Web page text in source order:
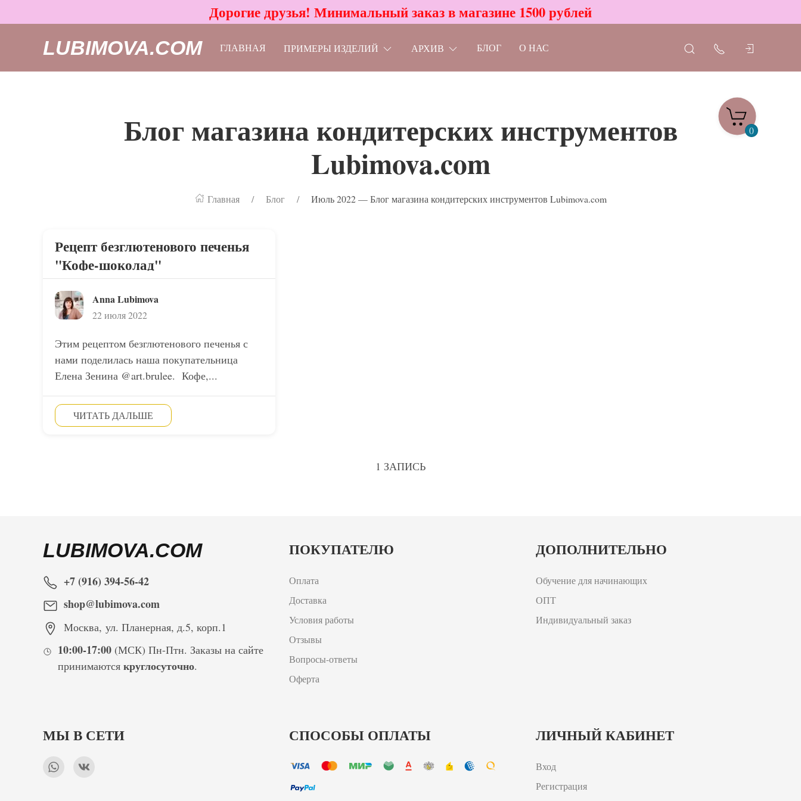
Дорогие друзья! Минимальный заказ в магазине 1500 рублей
LUBIMOVA.COM ГЛАВНАЯ ПРИМЕРЫ ИЗДЕЛИЙ АРХИВ БЛОГ О НАС
0
Блог магазина кондитерских инструментов
Lubimova.com
Главная Блог Июль 2022 — Блог магазина кондитерских инструментов Lubimova.com
Рецепт безглютенового печенья
"Кофе-шоколад"
Anna Lubimova
22 июля 2022
Этим рецептом безглютенового печенья с
нами поделилась наша покупательница
Елена Зенина @art.brulee. Кофе,...
ЧИТАТЬ ДАЛЬШЕ
1 ЗАПИСЬ
LUBIMOVA.COM
+7 (916) 394-56-42
shop@lubimova.com
Москва, ул. Планерная, д.5, корп.1
10:00-17:00(МСК) Пн-Птн. Заказы на сайте
принимаются круглосуточно.
ПОКУПАТЕЛЮ
Оплата
Доставка
Условия работы
Отзывы
Вопросы-ответы
Оферта
ДОПОЛНИТЕЛЬНО
Обучение для начинающих
ОПТ
Индивидуальный заказ
МЫ В СЕТИ СПОСОБЫ ОПЛАТЫ ЛИЧНЫЙ КАБИНЕТ
Вход
Регистрация